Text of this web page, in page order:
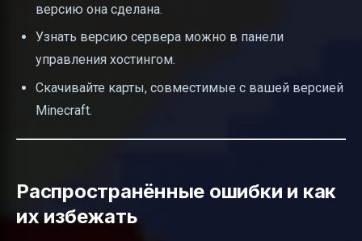
версию она сделана.
Узнать версию сервера можно в панели
управления хостингом.
Скачивайте карты, совместимые с вашей версией
Minecraft.
Распространённые ошибки и как
их избежать